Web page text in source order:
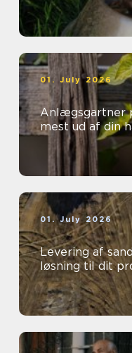
01. July 2026
Anlægsgartner på
mest ud af din
01. July 2026
Levering af
løsning til dit